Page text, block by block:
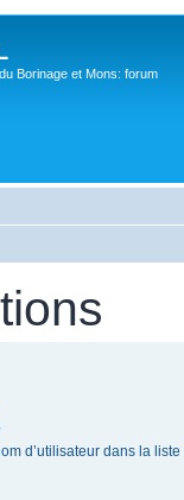
Borinage et Mons: forum
d’utilisateur dans la liste